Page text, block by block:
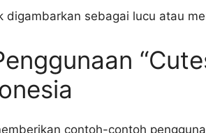
digambarkan sebagai lucu atau
contoh-contoh